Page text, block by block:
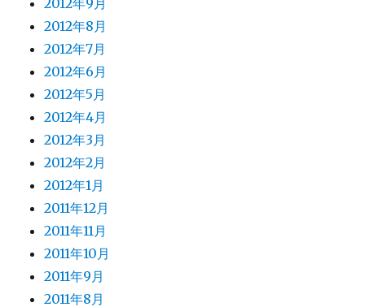
2012年9月
2012年8月
2012年7月
2012年6月
2012年5月
2012年4月
2012年3月
2012年2月
2012年1月
2011年12月
2011年11月
2011年10月
2011年9月
2011年8月